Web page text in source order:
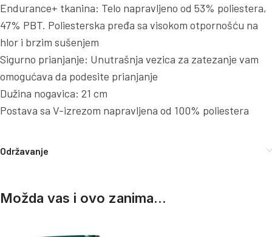
Endurance+ tkanina: Telo napravljeno od 53% poliestera,
47% PBT. Poliesterska pređa sa visokom otpornošću na
hlor i brzim sušenjem
Sigurno prianjanje: Unutrašnja vezica za zatezanje vam
omogućava da podesite prianjanje
Dužina nogavica: 21 cm
Postava sa V-izrezom napravljena od 100% poliestera
Održavanje
Možda vas i ovo zanima...